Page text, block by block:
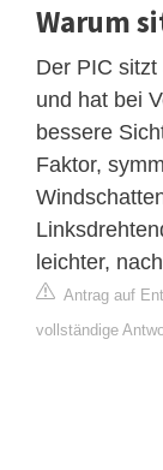
Warum
Der PIC
und hat bei
bessere
Faktor,
leichter,
Antrag auf
vollständige